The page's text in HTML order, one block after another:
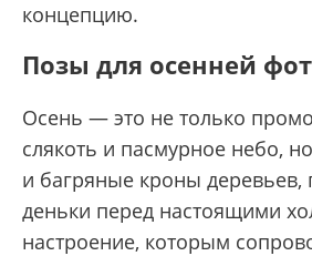
концепцию.
Позы для осенней
Осень — это не только
слякоть и пасмурное небо,
и багряные кроны деревьев,
деньки перед настоящими
настроение, которым